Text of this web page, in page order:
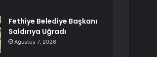
Fethiye Belediye Başkanı
Saldırıya Uğradı
Ağustos 7, 2026